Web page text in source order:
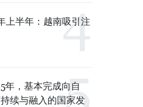
上半年：越南吸引注
年，基本完成向自
续与融入的国家发